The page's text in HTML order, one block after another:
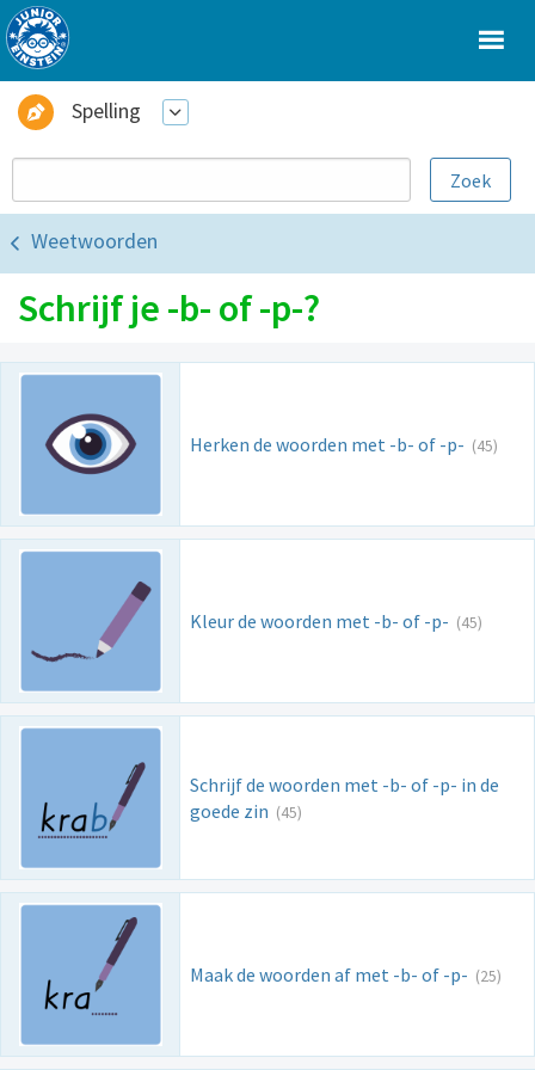
Spelling
Weetwoorden
Schrijf je -b- of -p-?
Herken de woorden met -b- of -p- (45)
Kleur de woorden met -b- of -p- (45)
Schrijf de woorden met -b- of -p- in de
goede zin (45)
Maak de woorden af met -b- of -p- (25)